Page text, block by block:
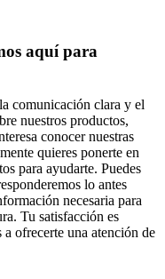
aquí para
comunicación clara y el
nuestros productos,
conocer nuestras
quieres ponerte en
para ayudarte. Puedes
lo antes
necesaria para
Tu satisfacción es
ofrecerte una atención de